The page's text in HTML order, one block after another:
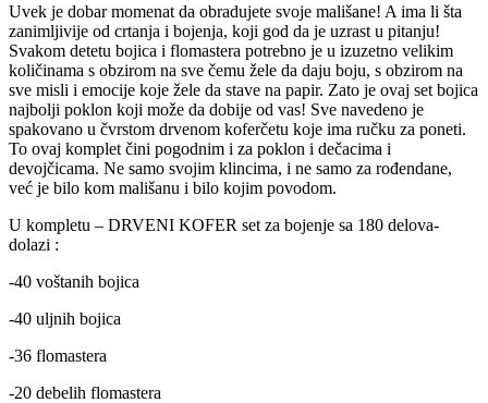
Uvek je dobar momenat da obradujete svoje mališane! A ima li šta
zanimljivije od crtanja i bojenja, koji god da je uzrast u pitanju!
Svakom detetu bojica i flomastera potrebno je u izuzetno velikim
količinama s obzirom na sve čemu žele da daju boju, s obzirom na
sve misli i emocije koje žele da stave na papir. Zato je ovaj set bojica
najbolji poklon koji može da dobije od vas! Sve navedeno je
spakovano u čvrstom drvenom koferčetu koje ima ručku za poneti.
To ovaj komplet čini pogodnim i za poklon i dečacima i
devojčicama. Ne samo svojim klincima, i ne samo za rođendane,
već je bilo kom mališanu i bilo kojim povodom.
U kompletu – DRVENI KOFER set za bojenje sa 180 delova-
dolazi :
-40 voštanih bojica
-40 uljnih bojica
-36 flomastera
-20 debelih flomastera